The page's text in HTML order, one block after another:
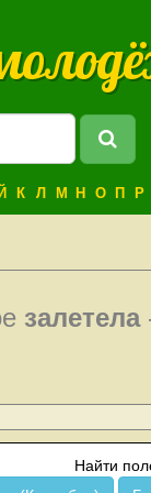
Й К Л М Н О П Р
залетела
Найти